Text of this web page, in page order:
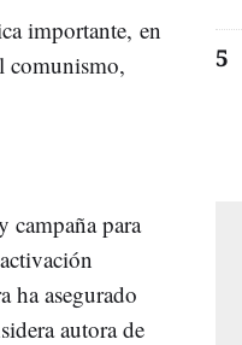
importante, en
comunismo,
campaña para
ha asegurado
autora de